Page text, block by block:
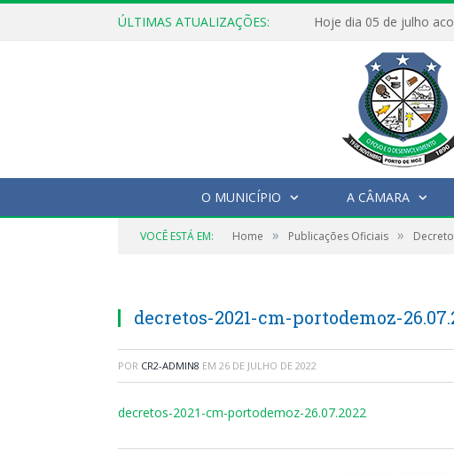
ÚLTIMAS ATUALIZAÇÕES:
O MUNICÍPIO A CÂMARA
VOCÊ ESTÁ EM: Home » Publicações Oficiais »
decretos-2021-cm-portodemoz-
POR CR2-ADMIN8 EM 26 DE JULHO DE 2022
decretos-2021-cm-portodemoz-26.07.2022